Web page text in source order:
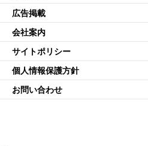
広告掲載
会社案内
サイトポリシー
個人情報保護方針
お問い合わせ